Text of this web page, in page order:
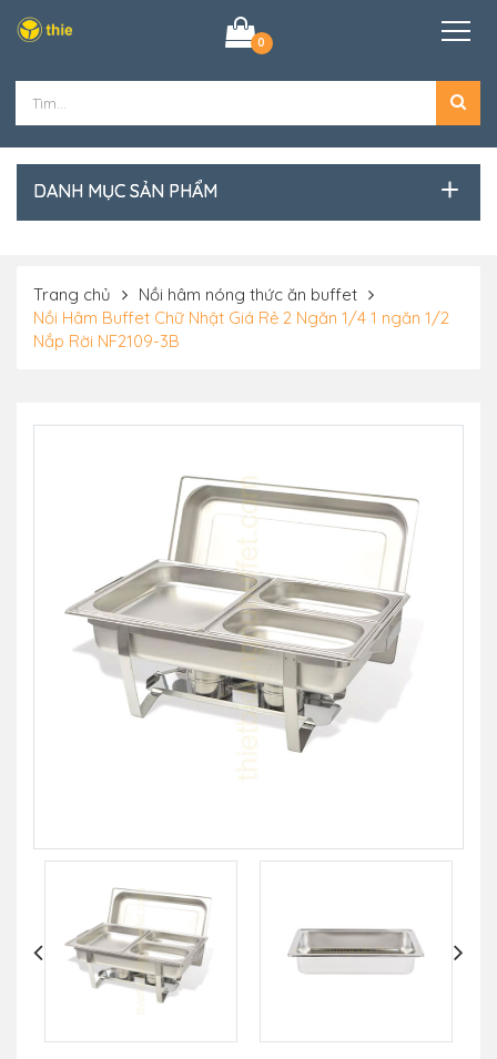
0
DANH MỤC SẢN PHẨM
Trang chủ
Nồi hâm nóng thức ăn buffet
Nồi Hâm Buffet Chữ Nhật Giá Rẻ 2 Ngăn 1/4 1 ngăn 1/2
Nắp Rời NF2109-3B